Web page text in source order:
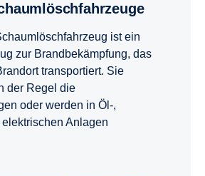
ist ein
zur Brandbekämpfung, das
transportiert. Sie
der Regel die
oder werden in Öl-,
Anlagen